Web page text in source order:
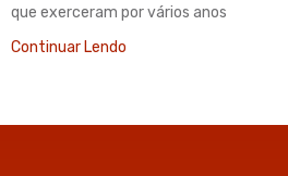
que exerceram por vários anos
Continuar Lendo